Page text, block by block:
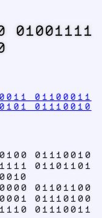
01001111
01100011
01110010
01110010
01101101
01101100
01110100
01110011